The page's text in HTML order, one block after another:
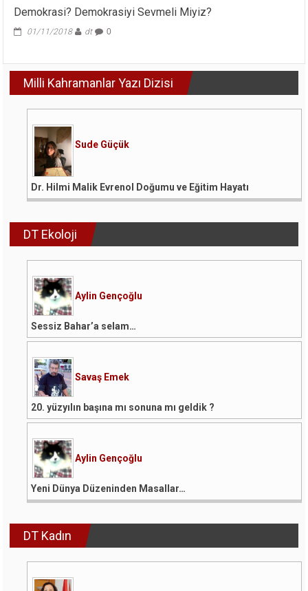
İşleri
İse
için
Demokrasi? Demokrasiyi Sevmeli Miyiz?
01/11/2018 dt 0
Milli Kahramanlar Yazı Dizisi
Sude Güçük
Dr. Hilmi Malik Evrenol Doğumu ve Eğitim Hayatı
DT Ekoloji
Aylin Gençoğlu
Sessiz Bahar’a selam…
Savaş Emek
20. yüzyılın başına mı sonuna mı geldik ?
Aylin Gençoğlu
Yeni Dünya Düzeninden Masallar…
DT Kadın